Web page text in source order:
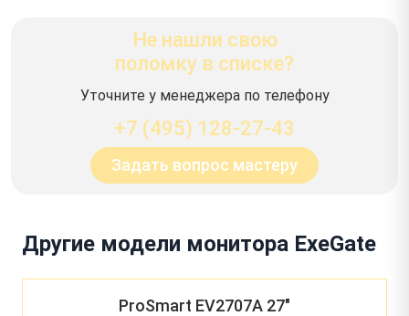
Не нашли свою
поломку в списке?
Уточните у менеджера по телефону
+7 (495) 128-27-43
Задать вопрос мастеру
Другие модели монитора ExeGate
ProSmart EV2707A 27"